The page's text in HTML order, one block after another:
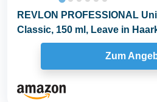
REVLON PROFESSIONAL
Classic, 150 ml, Leave in
Zum